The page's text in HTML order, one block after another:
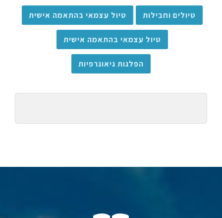
טיולים וחבילות טיול עצמאי בהתאמה אישית
טיול עצמאי בהתאמה אישית
הפלגות גיאוגרפיות